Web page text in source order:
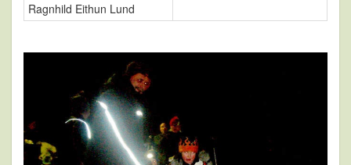
Ragnhild Eithun Lund